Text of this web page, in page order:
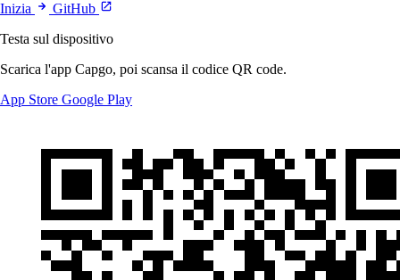
Inizia
GitHub
Testa sul dispositivo
Scarica l'app Capgo, poi scansa il codice QR code.
App Store Google Play